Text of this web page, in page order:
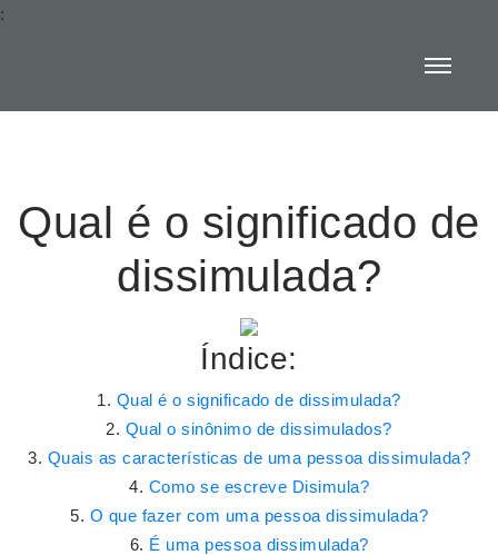
:
Qual é o significado de
dissimulada?
Índice:
Qual é o significado de dissimulada?
Qual o sinônimo de dissimulados?
Quais as características de uma pessoa dissimulada?
Como se escreve Disimula?
O que fazer com uma pessoa dissimulada?
É uma pessoa dissimulada?